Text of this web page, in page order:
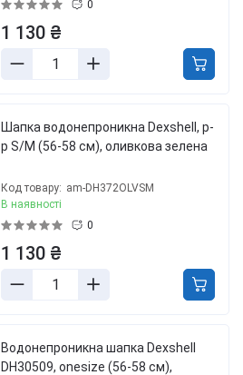
0
1 130 ₴
Шапка водонепроникна Dexshell, р-
р S/M (56-58 см), оливкова зелена
Код товару: am-DH372OLVSM
В наявності
0
1 130 ₴
Водонепроникна шапка Dexshell
DH30509, onesize (56-58 см),